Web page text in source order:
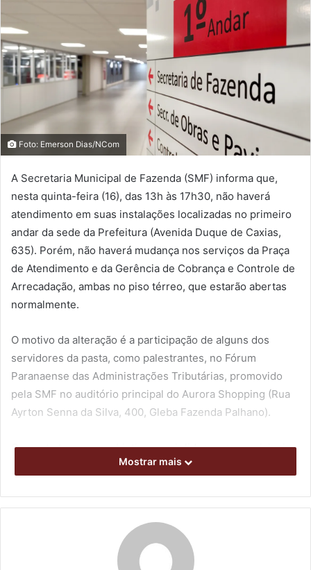
Foto: Emerson Dias/NCom
A Secretaria Municipal de Fazenda (SMF) informa que,
nesta quinta-feira (16), das 13h às 17h30, não haverá
atendimento em suas instalações localizadas no primeiro
andar da sede da Prefeitura (Avenida Duque de Caxias,
635). Porém, não haverá mudança nos serviços da Praça
de Atendimento e da Gerência de Cobrança e Controle de
Arrecadação, ambas no piso térreo, que estarão abertas
normalmente.
O motivo da alteração é a participação de alguns dos
servidores da pasta, como palestrantes, no Fórum
Paranaense das Administrações Tributárias, promovido
pela SMF no auditório principal do Aurora Shopping (Rua
Ayrton Senna da Silva, 400, Gleba Fazenda Palhano).
O evento tem como objetivo reunir lideranças municipais,
especialistas e instituições representativas para debater
gestão fiscal no Brasil. A iniciativa é voltada a prefeitos e
secretários municipais de Fazenda, Finanças e
Planejamento; auditores fiscais, contadores públicos e
procuradores municipais; gestores e técnicos das
Mostrar mais